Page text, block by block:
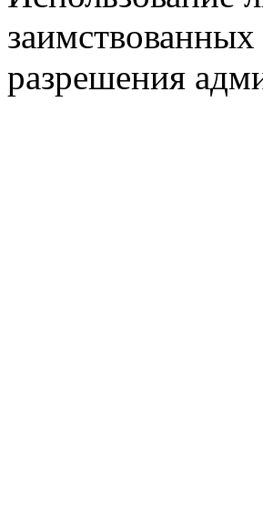
заимствованных
разрешения